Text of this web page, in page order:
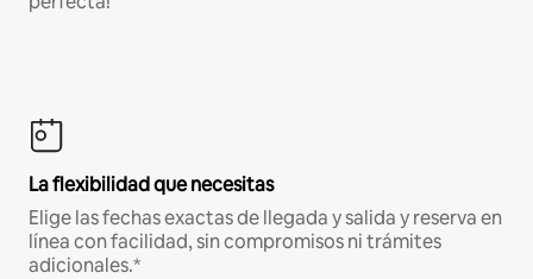
La flexibilidad que necesitas
Elige las fechas exactas de llegada y salida y reserva en
línea con facilidad, sin compromisos ni trámites
adicionales.*